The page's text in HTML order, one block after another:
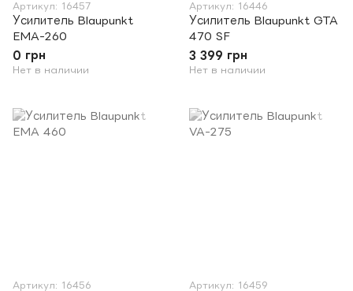
Артикул: 16457
Усилитель Blaupunkt
EMA-260
0 грн
Нет в наличии
Артикул: 16446
Усилитель Blaupunkt GTA
470 SF
3 399 грн
Нет в наличии
Артикул: 16456 Артикул: 16459